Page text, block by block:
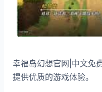
幸福岛幻想官网|中文免
提供优质的游戏体验。